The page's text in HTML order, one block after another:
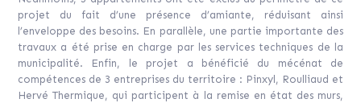
projet du fait d’une présence d’amiante, réduisant ainsi
l’enveloppe des besoins. En parallèle, une partie importante des
travaux a été prise en charge par les services techniques de la
municipalité. Enfin, le projet a bénéficié du mécénat de
compétences de 3 entreprises du territoire : Pinxyl, Roulliaud et
Hervé Thermique, qui participent à la remise en état des murs,